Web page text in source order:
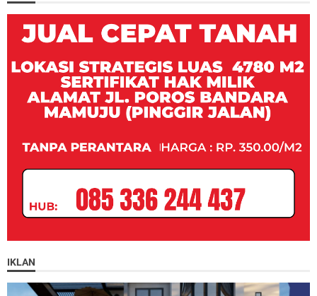
IKLAN